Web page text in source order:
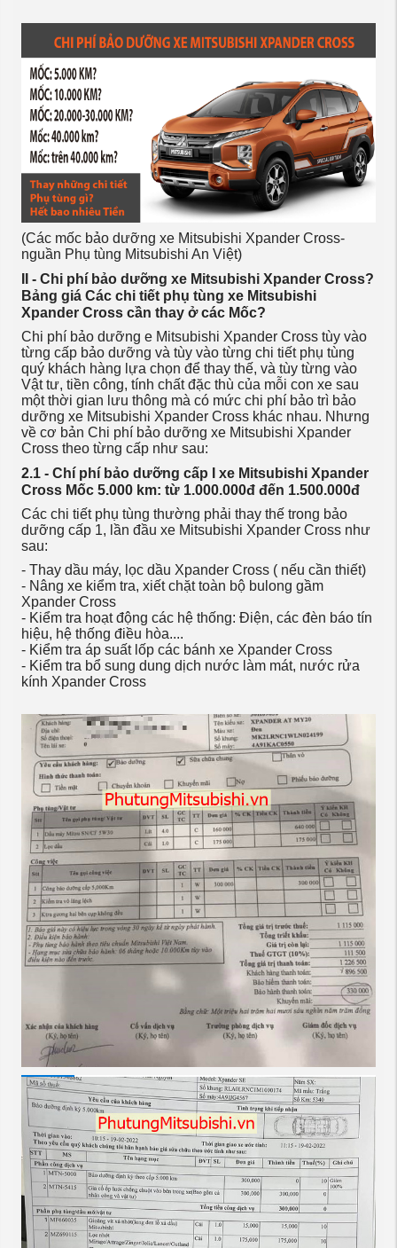
(Các mốc bảo dưỡng xe Mitsubishi Xpander Cross-
nguần Phụ tùng Mitsubishi An Việt)
II - Chi phí bảo dưỡng xe Mitsubishi Xpander Cross?
Bảng giá Các chi tiết phụ tùng xe Mitsubishi
Xpander Cross cần thay ở các Mốc?
Chi phí bảo dưỡng e Mitsubishi Xpander Cross tùy vào
từng cấp bảo dưỡng và tùy vào từng chi tiết phụ tùng
quý khách hàng lựa chọn để thay thế, và tùy từng vào
Vật tư, tiền công, tính chất đặc thù của mỗi con xe sau
một thời gian lưu thông mà có mức chi phí bảo trì bảo
dưỡng xe Mitsubishi Xpander Cross khác nhau. Nhưng
về cơ bản Chi phí bảo dưỡng xe Mitsubishi Xpander
Cross theo từng cấp như sau:
2.1 - Chí phí bảo dưỡng cấp I xe Mitsubishi Xpander
Cross Mốc 5.000 km: từ 1.000.000đ đến 1.500.000đ
Các chi tiết phụ tùng thường phải thay thế trong bảo
dưỡng cấp 1, lần đầu xe Mitsubishi Xpander Cross như
sau:
- Thay dầu máy, lọc dầu Xpander Cross ( nếu cần thiết)
- Nâng xe kiểm tra, xiết chặt toàn bộ bulong gầm
Xpander Cross
- Kiểm tra hoạt động các hệ thống: Điện, các đèn báo tín
hiệu, hệ thống điều hòa....
- Kiểm tra áp suất lốp các bánh xe Xpander Cross
- Kiểm tra bổ sung dung dịch nước làm mát, nước rửa
kính Xpander Cross